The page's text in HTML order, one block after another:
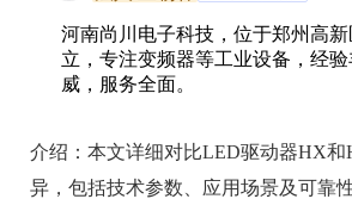
河南尚川电子科技，位于郑州高新
立，专注变频器等工业设备，经
威，服务全面。
介绍： 本文详细对比LED驱动器HX和
异，包括技术参数、应用场景及可靠